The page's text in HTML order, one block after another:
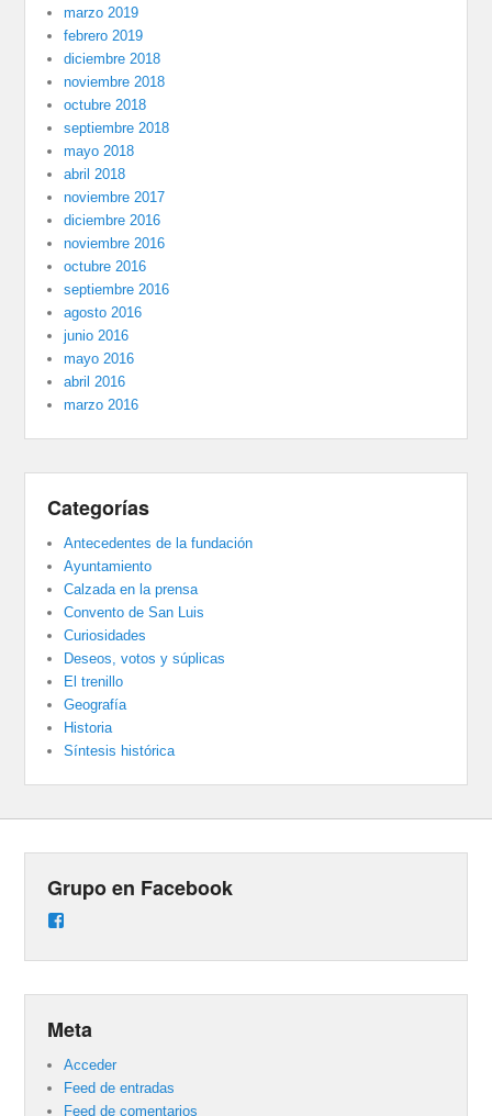
marzo 2019
febrero 2019
diciembre 2018
noviembre 2018
octubre 2018
septiembre 2018
mayo 2018
abril 2018
noviembre 2017
diciembre 2016
noviembre 2016
octubre 2016
septiembre 2016
agosto 2016
junio 2016
mayo 2016
abril 2016
marzo 2016
Categorías
Antecedentes de la fundación
Ayuntamiento
Calzada en la prensa
Convento de San Luis
Curiosidades
Deseos, votos y súplicas
El trenillo
Geografía
Historia
Síntesis histórica
Grupo en Facebook
Meta
Acceder
Feed de entradas
Feed de comentarios